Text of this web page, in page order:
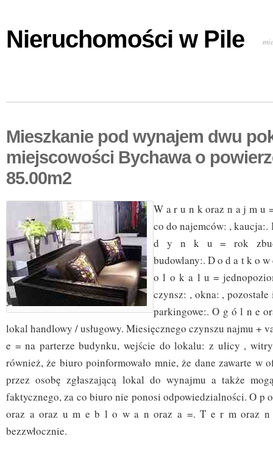
Nieruchomości w Pile
Mieszkanie pod wynajem dwu
miejscowości Bychawa o
85.00m2
W a r u n k oraz n a j m u
co do najemców: , kaucja:.
d y n k u = rok
budowlany:. D o d a t k o
o l o k a l u =
czynsz: , okna: ,
parkingowe:. O g ó l n e
lokal handlowy / usługowy. Miesięcznego czynszu najmu +
e = na parterze budynku, wejście do lokalu: z ulicy ,
również, że biuro poinformowało mnie, że dane zawarte w
przez osobę zgłaszającą lokal do wynajmu a także
faktycznego, za co biuro nie ponosi odpowiedzialności. O p
oraz a oraz u m e b l o w a n oraz a =. T e r m oraz
bezzwłocznie.